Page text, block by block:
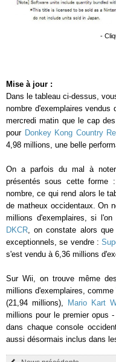
-
Mise à jour :
Dans le tableau ci-dessus,
nombre d'exemplaires vendus
mercredi matin que le cap
pour Donkey Kong Country
4,98 millions, une belle
On a parfois du mal à
présentés sous cette forme
nombre, ce qui rend alors le
de matheux occidentaux. On
millions d'exemplaires, si
DKCR, on constate alors
exceptionnels, se vendre :
s'est vendu à 6,36 millions
Sur Wii, on trouve même
millions d'exemplaires, comme
(21,94 millions),
Mario Kart
millions pour le premier opus
dans chaque console
aussi désormais inclus dans